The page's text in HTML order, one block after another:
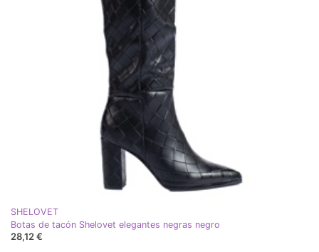
SHELOVET
Botas de tacón Shelovet elegantes negras negro
28,12 €